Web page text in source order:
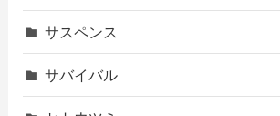
サスペンス
サバイバル